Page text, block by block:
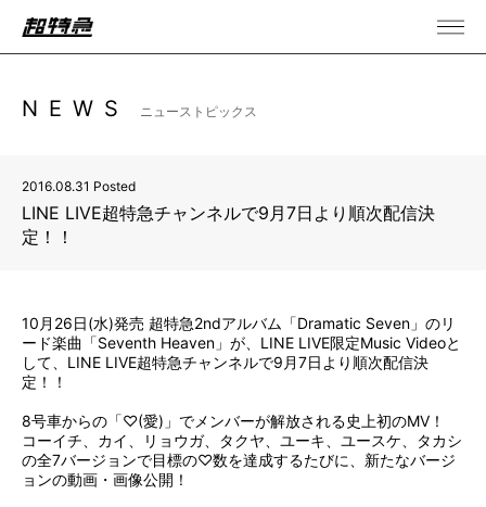
NEWS ニューストピックス
2016.08.31 Posted
LINE LIVE超特急チャンネルで9月7日より順次配信決
定！！
10月26日(水)発売 超特急2ndアルバム「Dramatic Seven」のリ
ード楽曲「Seventh Heaven」が、LINE LIVE限定Music Videoと
して、LINE LIVE超特急チャンネルで9月7日より順次配信決
定！！
8号車からの「♡(愛)」でメンバーが解放される史上初のMV！
コーイチ、カイ、リョウガ、タクヤ、ユーキ、ユースケ、タカシ
の全7バージョンで目標の♡数を達成するたびに、新たなバージ
ョンの動画・画像公開！